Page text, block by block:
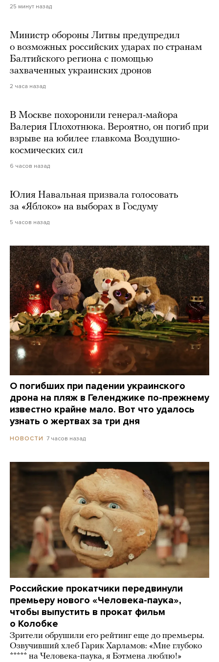
25 минут назад
Министр обороны Литвы предупредил
о возможных российских ударах по странам
Балтийского региона с помощью
захваченных украинских дронов
2 часа назад
В Москве похоронили генерал-майора
Валерия Плохотнюка. Вероятно, он погиб при
взрыве на юбилее главкома Воздушно-
космических сил
6 часов назад
Юлия Навальная призвала голосовать
за «Яблоко» на выборах в Госдуму
5 часов назад
О погибших при падении украинского
дрона на пляж в Геленджике по-прежнему
известно крайне мало. Вот что удалось
узнать о жертвах за три дня
НОВОСТИ 7 часов назад
Российские прокатчики передвинули
премьеру нового «Человека-паука»,
чтобы выпустить в прокат фильм
о Колобке
Зрители обрушили его рейтинг еще до премьеры.
Озвучивший хлеб Гарик Харламов: «Мне глубоко
***** на Человека-паука, я Бэтмена люблю!»